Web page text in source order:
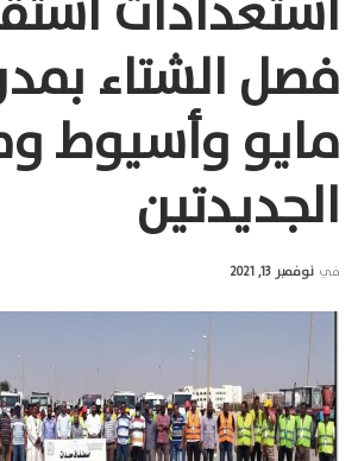
مايو وأسيوط
الجديدتين
في نوفمبر 13, 2021